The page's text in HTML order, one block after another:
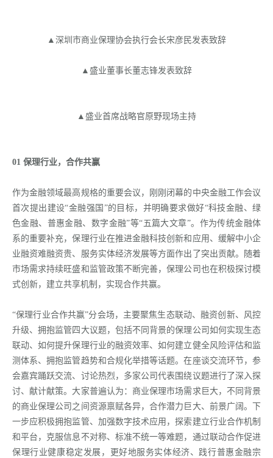
▲深圳市商业保理协会执行会长宋彦民发表致辞
▲盛业董事长董志锋发表致辞
▲盛业首席战略官原野现场主持
01 保理行业，合作共赢
作为金融领域最高规格的重要会议，刚刚闭幕的中央金融工作会议
首次提出建设“金融强国”的目标，并明确要求做好“科技金融、绿
色金融、普惠金融、数字金融”等“五篇大文章”。作为传统金融体
系的重要补充，保理行业在推进金融科技创新和应用、缓解中小企
业融资难融资贵、服务实体经济发展等方面作出了突出贡献。随着
市场需求持续旺盛和监管政策不断完善，保理公司也在积极探讨模
式创新，建立共享机制，实现合作共赢。
“保理行业合作共赢”分会场，主要聚焦生态联动、融资创新、风控
升级、拥抱监管四大议题，包括不同背景的保理公司如何实现生态
联动、如何提升保理行业的融资效率、如何建立健全风险评估和监
测体系、拥抱监管趋势和合规化举措等话题。在座谈交流环节，参
会嘉宾踊跃交流、讨论热烈，多家公司代表围绕议题进行了深入探
讨、献计献策。大家普遍认为：商业保理市场需求巨大，不同背景
的商业保理公司之间资源禀赋各异，合作潜力巨大、前景广阔。下
一步应积极拥抱监管、加强数字技术应用，探索建立行业合作机制
和平台，克服信息不对称、标准不统一等难题，通过联动合作促进
保理行业健康稳定发展，更好地服务实体经济、践行普惠金融宗